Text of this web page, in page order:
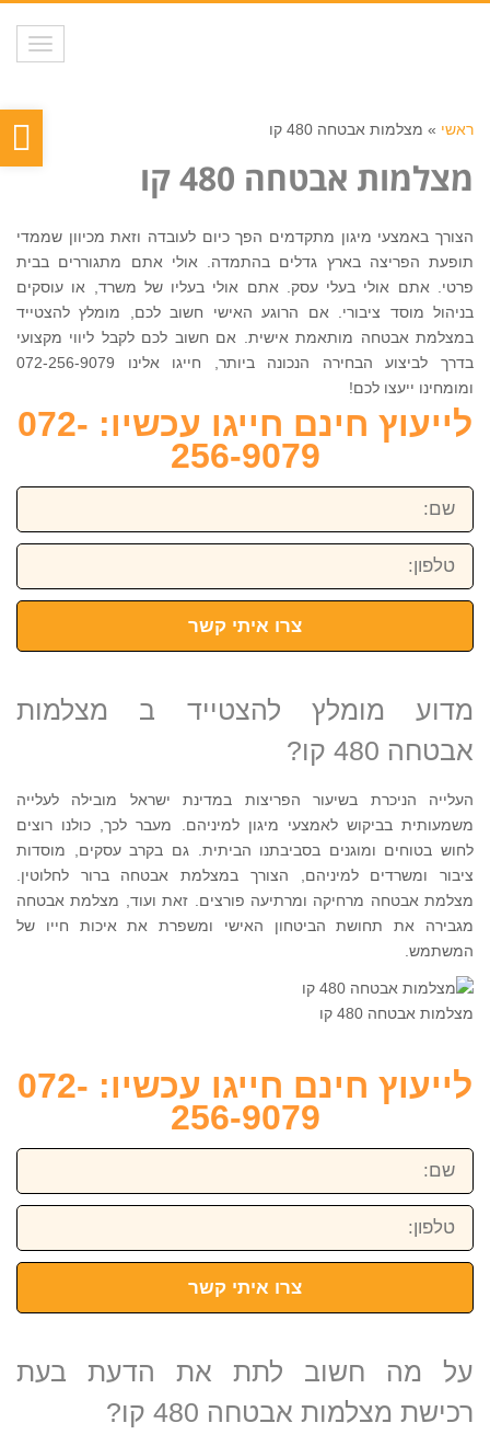
ראשי » מצלמות אבטחה 480 קו
מצלמות אבטחה 480 קו
הצורך באמצעי מיגון מתקדמים הפך כיום לעובדה וזאת מכיוון שממדי
תופעת הפריצה בארץ גדלים בהתמדה. אולי אתם מתגוררים בבית
פרטי. אתם אולי בעלי עסק. אתם אולי בעליו של משרד, או עוסקים
בניהול מוסד ציבורי. אם הרוגע האישי חשוב לכם, מומלץ להצטייד
במצלמת אבטחה מותאמת אישית. אם חשוב לכם לקבל ליווי מקצועי
בדרך לביצוע הבחירה הנכונה ביותר, חייגו אלינו 072-256-9079
ומומחינו ייעצו לכם!
לייעוץ חינם חייגו עכשיו: 072-
256-9079
שם:
טלפון:
צרו איתי קשר
מדוע מומלץ להצטייד ב מצלמות
אבטחה 480 קו?
העלייה הניכרת בשיעור הפריצות במדינת ישראל מובילה לעלייה
משמעותית בביקוש לאמצעי מיגון למיניהם. מעבר לכך, כולנו רוצים
לחוש בטוחים ומוגנים בסביבתנו הביתית. גם בקרב עסקים, מוסדות
ציבור ומשרדים למיניהם, הצורך במצלמת אבטחה ברור לחלוטין.
מצלמת אבטחה מרחיקה ומרתיעה פורצים. זאת ועוד, מצלמת אבטחה
מגבירה את תחושת הביטחון האישי ומשפרת את איכות חייו של
המשתמש.
מצלמות אבטחה 480 קו
לייעוץ חינם חייגו עכשיו: 072-
256-9079
שם:
טלפון:
צרו איתי קשר
על מה חשוב לתת את הדעת בעת
רכישת מצלמות אבטחה 480 קו?